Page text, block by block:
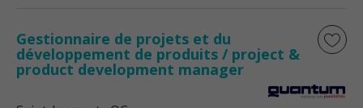
Gestionnaire de projets et du
développement de produits / project &
product development manager